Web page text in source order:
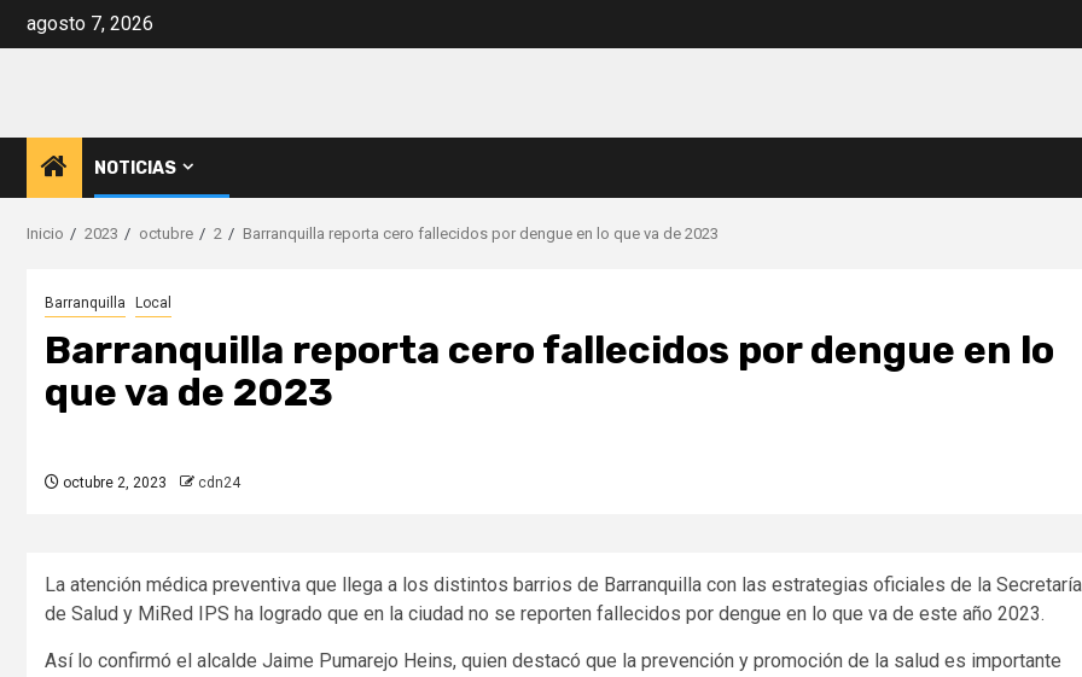
agosto 7, 2026
NOTICIAS
Inicio 2023 octubre 2 Barranquilla reporta cero fallecidos por dengue en lo que va de 2023
Barranquilla Local
Barranquilla reporta cero fallecidos por dengue en lo
que va de 2023
octubre 2, 2023 cdn24
La atención médica preventiva que llega a los distintos barrios de Barranquilla con las estrategias oficiales de la Secretaría
de Salud y MiRed IPS ha logrado que en la ciudad no se reporten fallecidos por dengue en lo que va de este año 2023.
Así lo confirmó el alcalde Jaime Pumarejo Heins, quien destacó que la prevención y promoción de la salud es importante